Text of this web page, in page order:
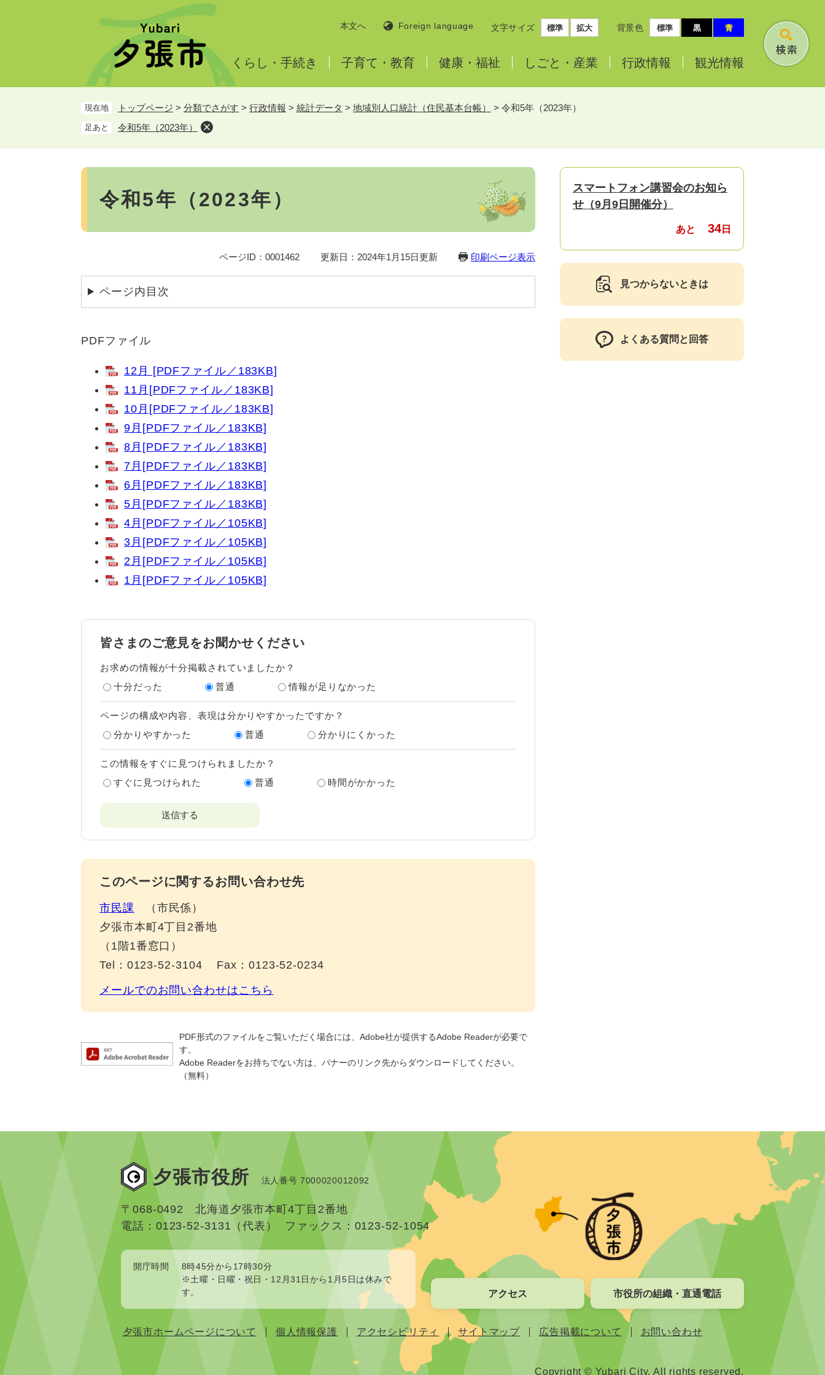
本文へ Foreign language 文字サイズ 標準 拡大 背景色 標準 黒 青
くらし・ 手続き 子育て・ 教育 健康・ 福祉 しごと・ 産業 行政情報 観光情報
検
現在地 トップページ > 分類でさがす > 行政情報 > 統計データ > 地域別人口統計（住民基本台帳） > 令和5年（2023年）
足あと 令和5年（2023年）
本
令和5年（2023年）
ページID：0001462 更新日：2024年1月15日更新 印刷ページ表示
ページ内目次
PDFファイル
12月 [PDFファイル／183KB]
11月[PDFファイル／183KB]
10月[PDFファイル／183KB]
9月[PDFファイル／183KB]
8月[PDFファイル／183KB]
7月[PDFファイル／183KB]
6月[PDFファイル／183KB]
5月[PDFファイル／183KB]
4月[PDFファイル／105KB]
3月[PDFファイル／105KB]
2月[PDFファイル／105KB]
1月[PDFファイル／105KB]
皆さまのご意見をお聞かせください
お求めの情報が十分掲載されていましたか？
十分だった
普通 情報が足りなかった
ページの構成や内容、表現は分かりやすかったですか？
分かりやすかった
普通 分かりにくかった
この情報をすぐに見つけられましたか？
すぐに見つけられた
普通 時間がかかった
このページに関するお問い合わせ先
市民課
市民係
夕張市本町4丁目2番地
（1階1番窓口）
Tel：0123-52-3104
Fax：0123-52-0234
メールでのお問い合わせはこちら
PDF形式のファイルをご覧いただく場合には、Adobe社が提供するAdobe Readerが必要で
す。
Adobe Readerをお持ちでない方は、バナーのリンク先からダウンロードしてください。
（無料）
スマートフォン講習会のお知ら
せ（9月9日開催分）
あと 34 日
見つからないときは
よくある質問と回答
夕張市役所 法人番号 7000020012092
〒068-0492 北海道夕張市本町4丁目2番地
電話：0123-52-3131（代表）
ファックス：0123-52-1054
開庁時間
8時45分から17時30分
※土曜・日曜・祝日・12月31日から1月5日は休みで
す。
アクセス 市役所の組織・直通電話
夕張市ホームページについて 個人情報保護 アクセシビリティ サイトマップ 広告掲載について お問い合わせ
Copyright © Yubari City. All rights reserved.